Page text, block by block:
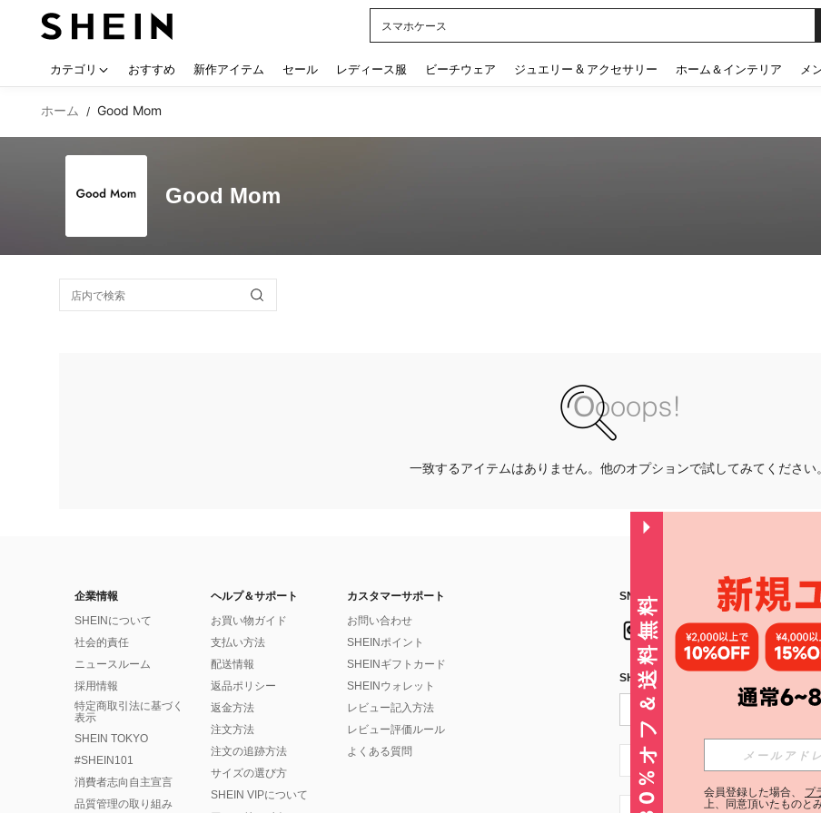
シール
カテゴリ おすすめ 新作アイテム セール レディース服 ビーチウェア ジュエリー & アクセサリー ホーム＆インテリア メ
ホーム / Good Mom
Good Mom
一致するアイテムはありません。他のオプションで試してみてください。
企業情報
SHEINについて
社会的責任
ニュースルーム
採用情報
特定商取引法に基づく
表示
SHEIN TOKYO
#SHEIN101
消費者志向自主宣言
品質管理の取り組み
ヘルプ＆サポート
お買い物ガイド
支払い方法
配送情報
返品ポリシー
返金方法
注文方法
注文の追跡方法
サイズの選び方
SHEIN VIPについて
カスタマーサポート
お問い合わせ
SHEINポイント
SHEINギフトカード
SHEINウォレット
レビュー記入方法
レビュー評価ルール
よくある質問
SNSフォローはこちら：
SHEIN STYLE NEWSを購読する
JP + 81
30%オフ＆送料無料 会員登録した場合、 プ
上、同意頂いたものと